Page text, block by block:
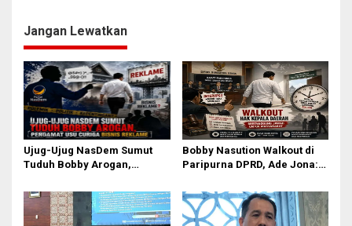
s
Jangan Lewatkan
Ujug-Ujug NasDem Sumut
Tuduh Bobby Arogan,
Reklame
Bobby Nasution Walkout di
Paripurna DPRD, Ade Jona:
Boleh Terbuang Sia-sia